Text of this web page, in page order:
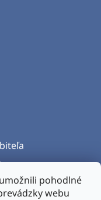
pohodlné
webu